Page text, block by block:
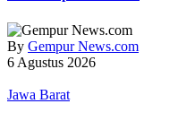
By Gempur News.com
6 Agustus 2026
Jawa Barat